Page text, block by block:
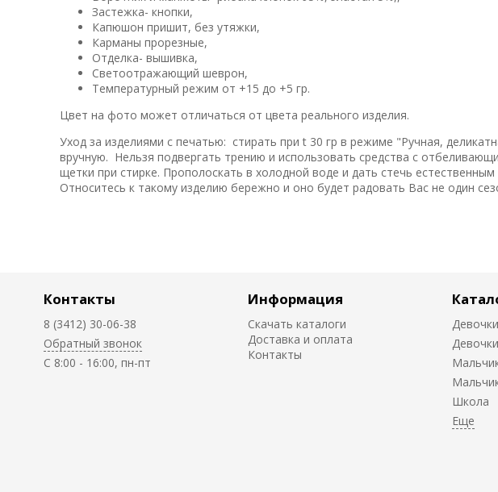
Застежка- кнопки,
Капюшон пришит, без утяжки,
Карманы прорезные,
Отделка- вышивка,
Светоотражающий шеврон,
Температурный режим от +15 до +5 гр.
Цвет на фото может отличаться от цвета реального изделия.
Уход за изделиями с печатью: стирать при t 30 гр в режиме "Ручная,
вручную. Нельзя подвергать трению и использовать средства с
щетки при стирке. Прополоскать в холодной воде и дать стечь
Относитесь к такому изделию бережно и оно будет радовать Вас не один
Контакты
8 (3412) 30-06-38
Обратный звонок
C 8:00 - 16:00, пн-пт
Информация
Скачать каталоги
Доставка и оплата
Контакты
Школа